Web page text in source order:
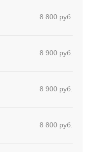
8 800 руб.
8 900 руб.
8 900 руб.
8 800 руб.